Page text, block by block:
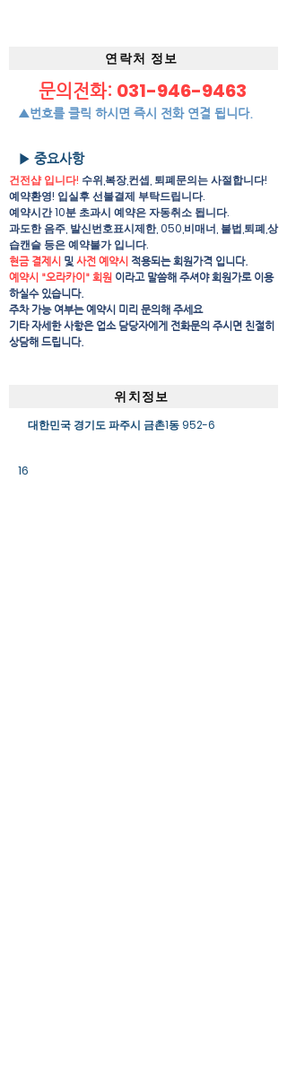
연락처 정보
031-946-9463
문의전화:
▲번호를 클릭 하시면 즉시 전화 연결 됩니다.
▶ 중요사항
건전샵 입니다! 수위,복장,컨셉, 퇴폐문의는 사절합니다!
예약환영! 입실후 선불결제 부탁드립니다.
예약시간 10분 초과시 예약은 자동취소 됩니다.
과도한 음주, 발신번호표시제한, 050,비매너, 불법,퇴폐,상
습캔슬 등은 예약불가 입니다.
현금 결제시 및 사전 예약시 적용되는 회원가격 입니다.
예약시 "오라카이" 회원 이라고 말씀해 주셔야 회원가로 이용
하실수 있습니다.
주차 가능 여부는 예약시 미리 문의해 주세요
​기타 자세한 사항은 업소 담당자에게 전화문의 주시면 친절히
상담해 드립니다.
위치정보
대한민국 경기도 파주시 금촌1동 952-6
16